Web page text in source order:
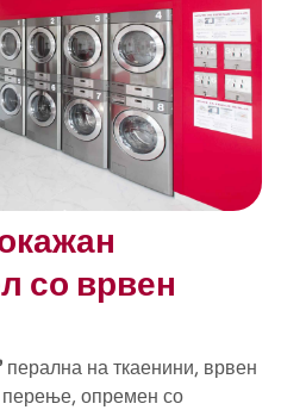
со врвен
перална на ткаенини, врвен
опремен со